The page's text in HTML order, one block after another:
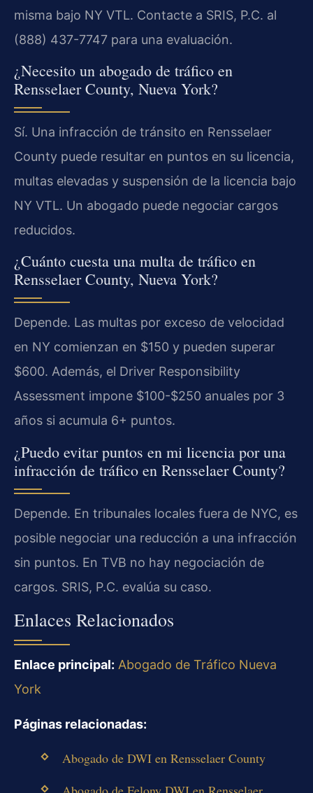
misma bajo NY VTL. Contacte a SRIS, P.C. al
(888) 437-7747 para una evaluación.
¿Necesito un abogado de tráfico en
Rensselaer County, Nueva York?
Sí. Una infracción de tránsito en Rensselaer
County puede resultar en puntos en su licencia,
multas elevadas y suspensión de la licencia bajo
NY VTL. Un abogado puede negociar cargos
reducidos.
¿Cuánto cuesta una multa de tráfico en
Rensselaer County, Nueva York?
Depende. Las multas por exceso de velocidad
en NY comienzan en $150 y pueden superar
$600. Además, el Driver Responsibility
Assessment impone $100-$250 anuales por 3
años si acumula 6+ puntos.
¿Puedo evitar puntos en mi licencia por una
infracción de tráfico en Rensselaer County?
Depende. En tribunales locales fuera de NYC, es
posible negociar una reducción a una infracción
sin puntos. En TVB no hay negociación de
cargos. SRIS, P.C. evalúa su caso.
Enlaces Relacionados
Enlace principal: Abogado de Tráfico Nueva
York
Páginas relacionadas:
Abogado de DWI en Rensselaer County